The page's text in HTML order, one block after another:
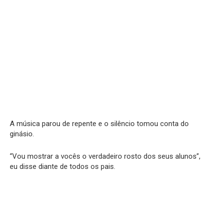
A música parou de repente e o silêncio tomou conta do
ginásio.
“Vou mostrar a vocês o verdadeiro rosto dos seus alunos”,
eu disse diante de todos os pais.